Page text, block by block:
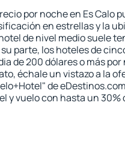
por noche en Es Calo
en estrellas y la
de nivel medio suele
su parte, los hoteles de
de 200 dólares o más
échale un vistazo a la
de
y vuelo con hasta un 30%